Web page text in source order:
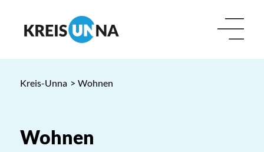
Kreis-Unna > Wohnen
Wohnen